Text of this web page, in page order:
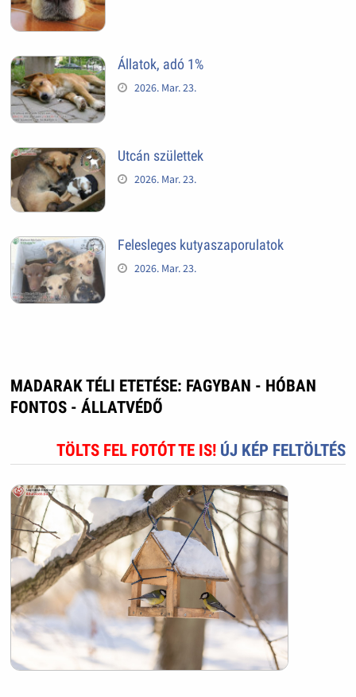
Állatok, adó 1%
2026. Mar. 23.
Utcán születtek
2026. Mar. 23.
Felesleges kutyaszaporulatok
2026. Mar. 23.
MADARAK TÉLI ETETÉSE: FAGYBAN - HÓBAN
FONTOS - ÁLLATVÉDŐ
TÖLTS FEL FOTÓT TE IS! ÚJ KÉP FELTÖLTÉS